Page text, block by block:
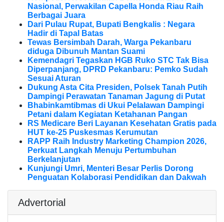
Nasional, Perwakilan Capella Honda Riau Raih
Berbagai Juara
Dari Pulau Rupat, Bupati Bengkalis : Negara
Hadir di Tapal Batas
Tewas Bersimbah Darah, Warga Pekanbaru
diduga Dibunuh Mantan Suami
Kemendagri Tegaskan HGB Ruko STC Tak Bisa
Diperpanjang, DPRD Pekanbaru: Pemko Sudah
Sesuai Aturan
Dukung Asta Cita Presiden, Polsek Tanah Putih
Dampingi Perawatan Tanaman Jagung di Putat
Bhabinkamtibmas di Ukui Pelalawan Dampingi
Petani dalam Kegiatan Ketahanan Pangan
RS Medicare Beri Layanan Kesehatan Gratis pada
HUT ke-25 Puskesmas Kerumutan
RAPP Raih Industry Marketing Champion 2026,
Perkuat Langkah Menuju Pertumbuhan
Berkelanjutan
Kunjungi Umri, Menteri Besar Perlis Dorong
Penguatan Kolaborasi Pendidikan dan Dakwah
Advertorial